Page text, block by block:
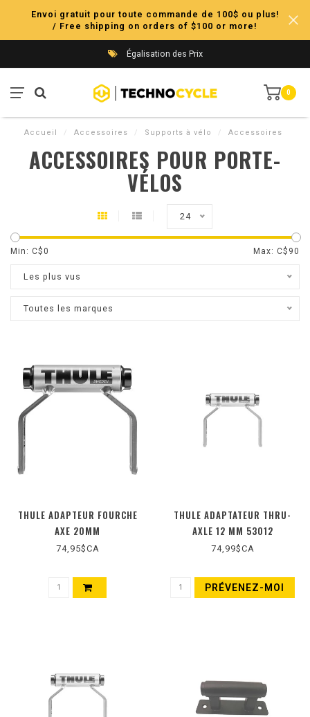
Envoi gratuit pour toute commande de 100$ ou plus!
/ Free shipping on orders of $100 or more!
Égalisation des Prix
0
Accueil / Accessoires / Supports à vélo / Accessoires
ACCESSOIRES POUR PORTE-
VÉLOS
24
Min: C$0 Max: C$ 90
Les plus vus
Toutes les marques
THULE ADAPTEUR FOURCHE
AXE 20MM
74,95$CA
THULE ADAPTATEUR THRU-
AXLE 12 MM 53012
74,99$CA
PRÉVENEZ-MOI